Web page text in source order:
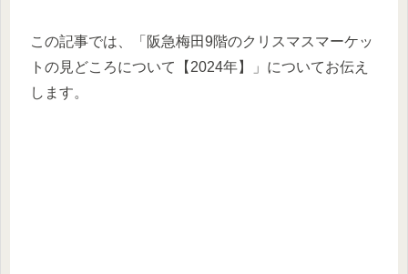
この記事では、「阪急梅田9階のクリスマスマーケッ
トの見どころについて【2024年】」についてお伝え
します。